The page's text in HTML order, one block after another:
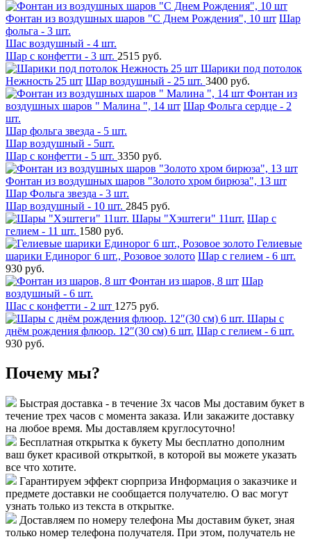
Фонтан из воздушных шаров "С Днем Рождения", 10 шт Шар
фольга - 3 шт.
Шас воздушный - 4 шт.
Шар с конфетти - 3 шт. 2515 руб.
Шарики под потолок
Нежность 25 шт Шар воздушный - 25 шт. 3400 руб.
Фонтан из
воздушных шаров " Малина ", 14 шт Шар Фольга сердце - 2
шт.
Шар фольга звезда - 5 шт.
Шар воздушный - 5шт.
Шар с конфетти - 5 шт. 3350 руб.
Фонтан из воздушных шаров "Золото хром бирюза", 13 шт
Шар Фольга звезда - 3 шт.
Шар воздушный - 10 шт. 2845 руб.
Шары "Хэштеги" 11шт. Шар с
гелием - 11 шт. 1580 руб.
Гелиевые
шарики Единорог 6 шт., Розовое золото Шар с гелием - 6 шт.
930 руб.
Фонтан из шаров, 8 шт Шар
воздушный - 6 шт.
Шас с конфетти - 2 шт 1275 руб.
Шары с
днём рождения флюор. 12″(30 см) 6 шт. Шар с гелием - 6 шт.
930 руб.
Почему мы?
Быстрая доставка - в течение 3х часов Мы доставим букет в
течение трех часов с момента заказа. Или закажите доставку
на любое время. Мы доставляем круглосуточно!
Бесплатная открытка к букету Мы бесплатно дополним
ваш букет красивой открыткой, в которой вы можете указать
все что хотите.
Гарантируем эффект сюрприза Информация о заказчике и
предмете доставки не сообщается получателю. О вас могут
узнать только из текста в открытке.
Доставляем по номеру телефона Мы доставим букет, зная
только номер телефона получателя. При этом, получатель не